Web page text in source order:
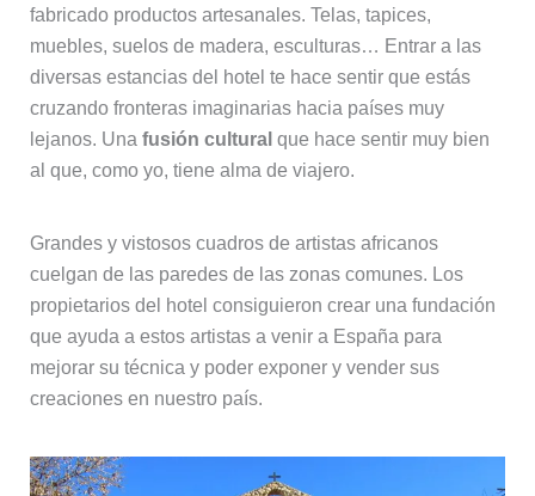
fabricado productos artesanales. Telas, tapices,
muebles, suelos de madera, esculturas… Entrar a las
diversas estancias del hotel te hace sentir que estás
cruzando fronteras imaginarias hacia países muy
lejanos. Una fusión cultural que hace sentir muy bien
al que, como yo, tiene alma de viajero.
Grandes y vistosos cuadros de artistas africanos
cuelgan de las paredes de las zonas comunes. Los
propietarios del hotel consiguieron crear una fundación
que ayuda a estos artistas a venir a España para
mejorar su técnica y poder exponer y vender sus
creaciones en nuestro país.